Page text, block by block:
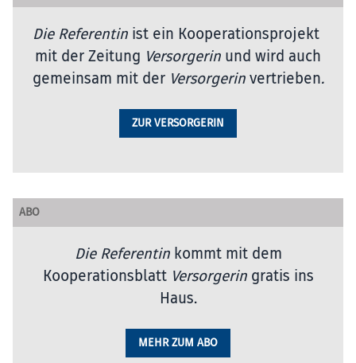
Die Referentin ist ein Kooperationsprojekt
mit der Zeitung Versorgerin und wird auch
gemeinsam mit der Versorgerinvertrieben.
ZUR VERSORGERIN
ABO
Die Referentinkommt mit dem
Kooperationsblatt Versorgeringratis ins
Haus.
MEHR ZUM ABO